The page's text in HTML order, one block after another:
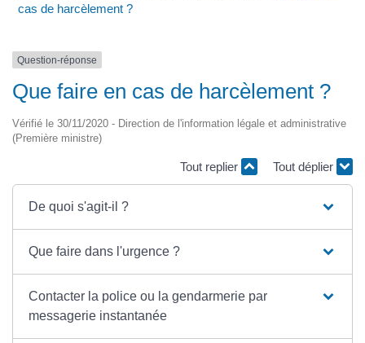
cas de harcèlement ?
Question-réponse
Que faire en cas de harcèlement ?
Vérifié le 30/11/2020 - Direction de l'information légale et administrative
(Première ministre)
Tout replier Tout déplier
De quoi s'agit-il ?
Que faire dans l'urgence ?
Contacter la police ou la gendarmerie par
messagerie instantanée